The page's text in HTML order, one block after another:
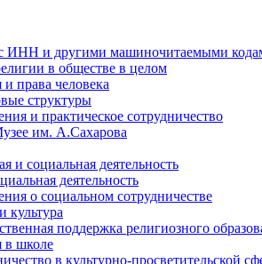
ИНН и другими машиночитаемыми
в обществе в целом
и права человека
структуры
и практическое сотрудничество
им. А.Сахарова
и социальная деятельность
деятельность
о социальном сотрудничестве
культура
поддержка религиозного
в школе
в культурно-просветительской